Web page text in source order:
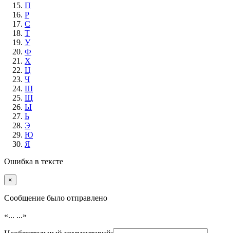
П
Р
С
Т
У
Ф
Х
Ц
Ч
Ш
Щ
Ы
Ь
Э
Ю
Я
Ошибка в тексте
×
Cообщение было отправлено
«... ...»